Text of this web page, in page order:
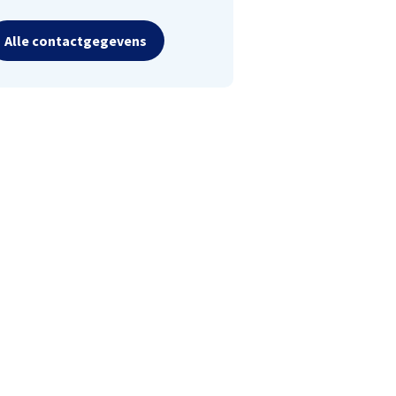
Alle contactgegevens